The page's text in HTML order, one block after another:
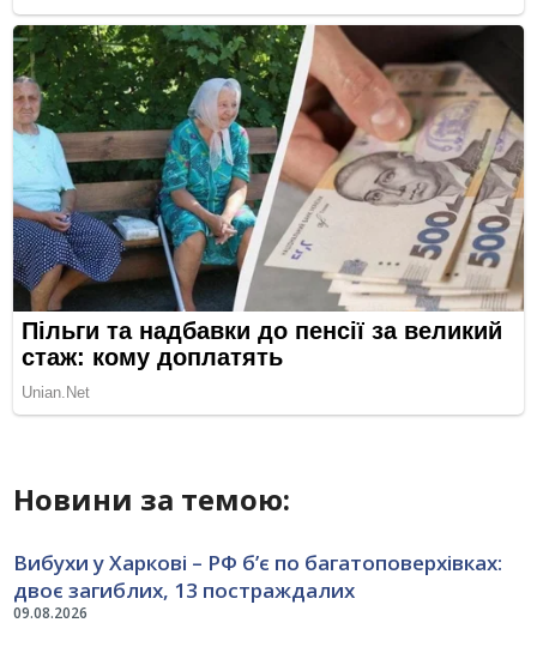
Новини за темою:
09.08.2026
Вибухи у Харкові – РФ б’є по багатоповерхівках:
двоє загиблих, 13 постраждалих